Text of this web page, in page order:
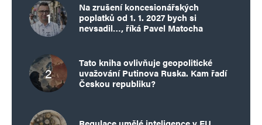
Na zrušení koncesionářských
poplatků od 1. 1. 2027 bych si
nevsadil…, říká Pavel Matocha
Tato kniha ovlivňuje geopolitické
uvažování Putinova Ruska. Kam řadí
Českou republiku?